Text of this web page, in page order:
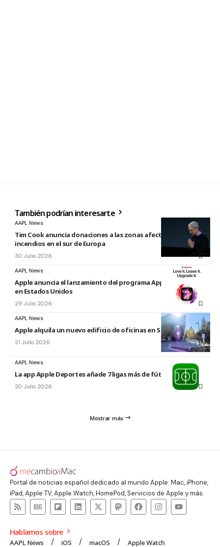
También podrían interesarte
AAPL News
Tim Cook anuncia donaciones a las zonas afectadas por los
incendios en el sur de Europa
30 Julio 2026
AAPL News
Apple anuncia el lanzamiento del programa Apple Upgrade
en Estados Unidos
29 Julio 2026
AAPL News
Apple alquila un nuevo edificio de oficinas en Sunnyvale
21 Julio 2026
AAPL News
La app Apple Deportes añade 7 ligas más de fútbol
20 Julio 2026
Mostrar más
Portal de noticias español dedicado al mundo Apple: Mac, iPhone,
iPad, Apple TV, Apple Watch, HomePod, Servicios de Apple y más.
Hablamos sobre
AAPL News iOS macOS Apple Watch